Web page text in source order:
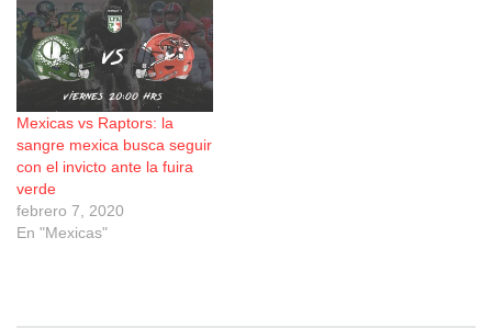
Mexicas vs Raptors: la
sangre mexica busca seguir
con el invicto ante la fuira
verde
febrero 7, 2020
En "Mexicas"